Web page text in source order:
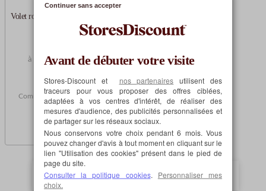
Volet roulant moustiquaire sangle
Sur Mesure
à partir de 118,82€
Commande manuelle via sangle
Moustiquaire intégrée
> Quel volet roulant choisir ?
Avant de débuter votre visite
Stores-Discount et nos partenaires utilisent des
traceurs pour vous proposer des offres ciblées,
adaptées à vos centres d'intérêt, de réaliser des
mesures d'audience, des publicités personnalisées et
de partager sur les réseaux sociaux.
Nous conservons votre choix pendant 6 mois. Vous
pouvez changer d'avis à tout moment en cliquant sur le
lien "Utilisation des cookies" présent dans le pied de
page du site.
Consulter la politique cookies. Personnaliser mes
choix.
Continuer sans accepter